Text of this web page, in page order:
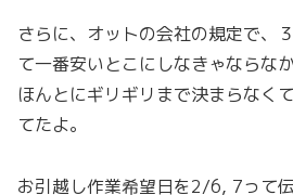
さらに、オットの会社の規定で、
て一番安いとこにしなきゃならな
ほんとにギリギリまで決まらなく
てたよ。
お引越し作業希望日を2/6, 7って